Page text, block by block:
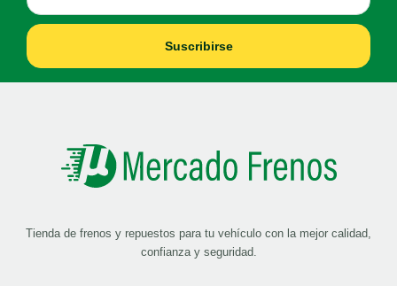
Suscribirse
Tienda de frenos y repuestos para tu vehículo con la mejor calidad,
confianza y seguridad.